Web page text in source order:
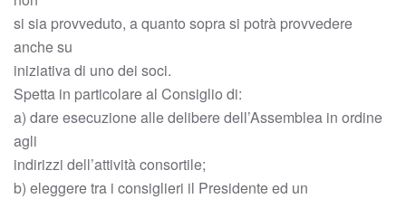
si sia provveduto, a quanto sopra si potrà provvedere
anche su
iniziativa di uno dei soci.
Spetta in particolare al Consiglio di:
a) dare esecuzione alle delibere dell’Assemblea in ordine
agli
indirizzi dell’attività consortile;
b) eleggere tra i consiglieri il Presidente ed un